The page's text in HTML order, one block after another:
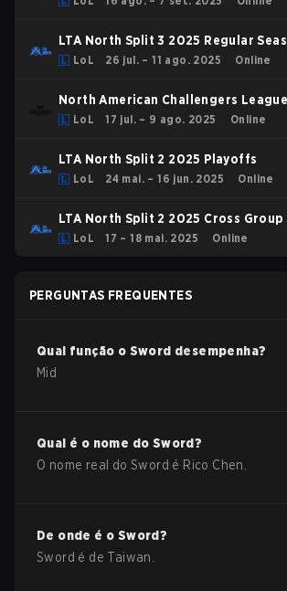
LTA North Split 3 2025 Regular
LoL 26 jul. – 11 ago. 2025 Online
North American Challengers
2025 Regular Season
LoL 17 jul. – 9 ago. 2025 Online
LTA North Split 2 2025 Playoffs
LoL 24 mai. – 16 jun. 2025 Online
LTA North Split 2 2025 Cross Group
LoL 17 – 18 mai. 2025 Online
PERGUNTAS FREQUENTES
Qual função o Sword desempenha?
Mid
Qual é o nome do Sword?
O nome real doSword é Rico Chen
De onde é o Sword?
Sword é de Taiwan